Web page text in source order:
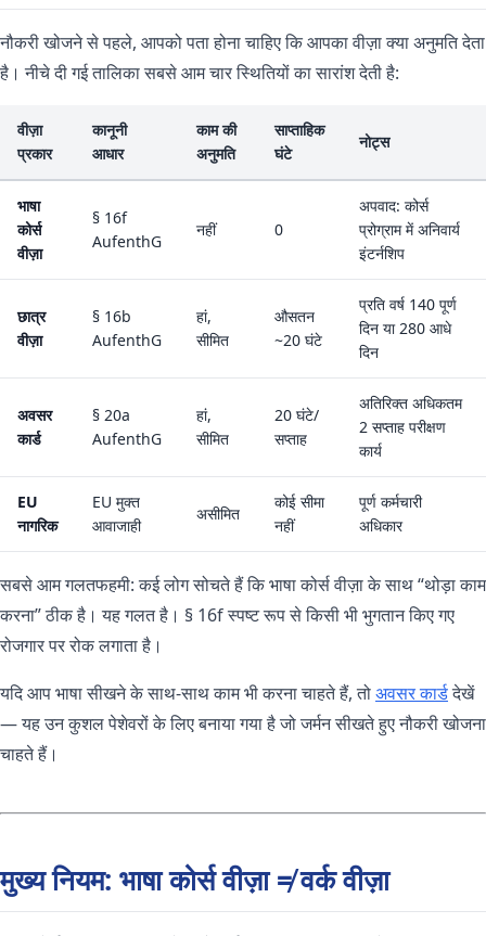
नौकरी खोजने से पहले, आपको पता होना चाहिए कि आपका वीज़ा क्या अनुमति देता
है। नीचे दी गई तालिका सबसे आम चार स्थितियों का सारांश देती है:
वीज़ा
प्रकार
कानूनी
आधार
काम की
अनुमति
साप्ताहिक
घंटे
नोट्स
भाषा
कोर्स
वीज़ा
§ 16f
AufenthG
नहीं 0
अपवाद: कोर्स
प्रोग्राम में अनिवार्य
इंटर्नशिप
छात्र
वीज़ा
§ 16b
AufenthG
हां,
सीमित
औसतन
~20 घंटे
प्रति वर्ष 140 पूर्ण
दिन या 280 आधे
दिन
अवसर
कार्ड
§ 20a
AufenthG
हां,
सीमित
20 घंटे/
सप्ताह
अतिरिक्त अधिकतम
2 सप्ताह परीक्षण
कार्य
EU
नागरिक
EU मुक्त
आवाजाही
असीमित
कोई सीमा
नहीं
पूर्ण कर्मचारी
अधिकार
सबसे आम गलतफहमी: कई लोग सोचते हैं कि भाषा कोर्स वीज़ा के साथ “थोड़ा काम
करना” ठीक है। यह गलत है। § 16f स्पष्ट रूप से किसी भी भुगतान किए गए
रोजगार पर रोक लगाता है।
यदि आप भाषा सीखने के साथ-साथ काम भी करना चाहते हैं, तोअवसर कार्डदेखें
— यह उन कुशल पेशेवरों के लिए बनाया गया है जो जर्मन सीखते हुए नौकरी खोजना
चाहते हैं।
मुख्य नियम: भाषा कोर्स वीज़ा ≠ वर्क वीज़ा